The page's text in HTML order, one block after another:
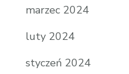
marzec 2024
luty 2024
styczeń 2024